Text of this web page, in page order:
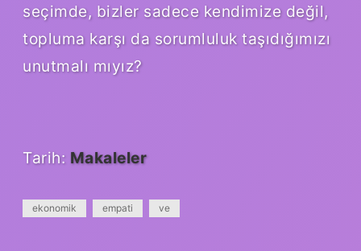
seçimde, bizler sadece kendimize değil,
topluma karşı da sorumluluk taşıdığımızı
unutmalı mıyız?
Tarih: Makaleler
ekonomik empati ve